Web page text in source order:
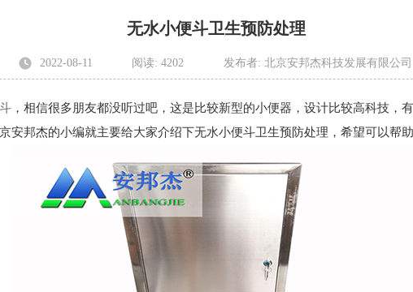
无水小便斗卫生预防处理
2022-08-11 阅读: 4202 发布者: 北京安邦杰科技发展有限公司
，相信很多朋友都没听过吧，这是比较新型的小便器，设计比较高科技，
安邦杰的小编就主要给大家介绍下无水小便斗卫生预防处理，希望可以帮助